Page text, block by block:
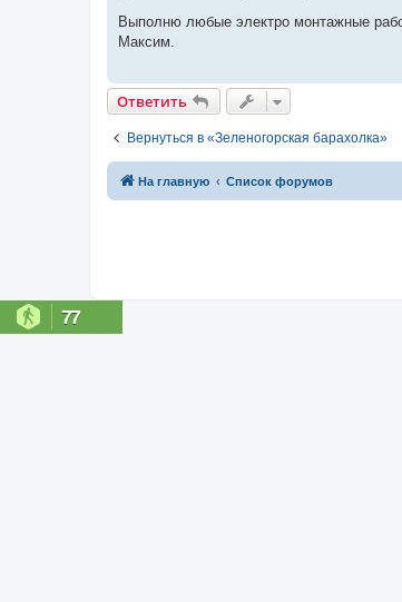
о
щ
и
е
Выполню любые электро монтажные
Максим.
Ответить
Вернуться в «Зеленогорская барахолка»
На главную Список форумов
77